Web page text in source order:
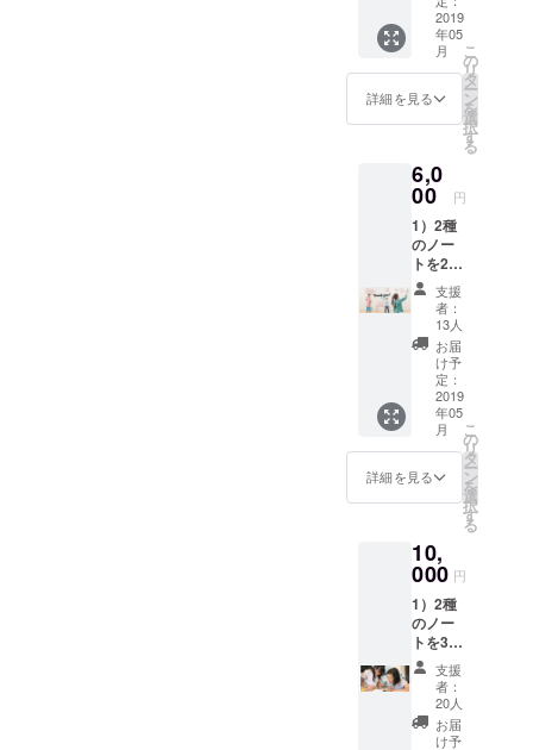
をお送
りいた
しま
す。
2019
年05
月
詳細を見る
こ
の
リ
タ
ー
ン
を
選
択
す
る
6,0
00 円
1）2種
のノー
トを2冊
ずつお
送りい
たしま
す。
WiSE
KiDS
LaB
キッズ
手書き
のお礼
メッ
セージ
りいた
しま
す。
支援
者：
13人
お届
け予
定：
2019
年05
月
詳細を見る
こ
の
リ
タ
ー
ン
を
選
択
す
る
10,
000 円
1）2種
のノー
トを3冊
ずつお
送りい
たしま
す。
支援
者：
20人
お届
け予